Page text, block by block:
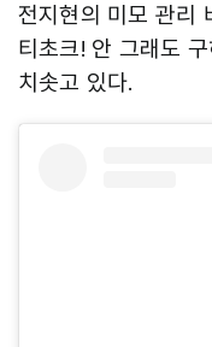
전지현의 미모 관리
티초크! 안 그래도
치솟고 있다.